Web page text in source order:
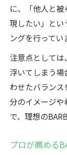
に、「他人と
現したい」とい
ングを行ってい
注意点として
浮いてしまう
わせたバラン
分のイメージや
で、理想の
プロが薦める